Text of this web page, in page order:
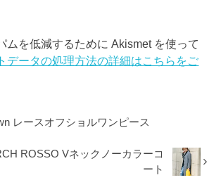
ムを低減するために Akismet を使って
データの処理方法の詳細はこちらをご
レースオフショルワンピース
ROSSO Vネックノーカラーコ
ート